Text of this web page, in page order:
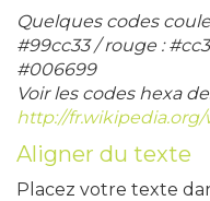
Quelques codes
#99cc33 / rouge :
#006699
Voir les codes hexa
http://
Aligner du texte
Placez votre texte